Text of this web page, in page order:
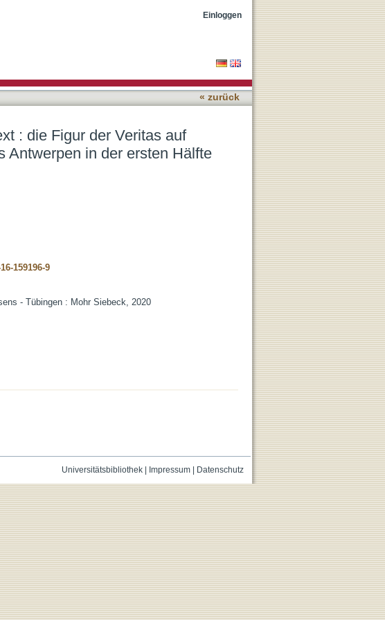
Titelblättern religiöser Schriften aus
Einloggen
« zurück
: die Figur der Veritas auf
Antwerpen in der ersten Hälfte
159196-9
- Tübingen : Mohr Siebeck, 2020
Universitätsbibliothek| Impressum| Datenschutz